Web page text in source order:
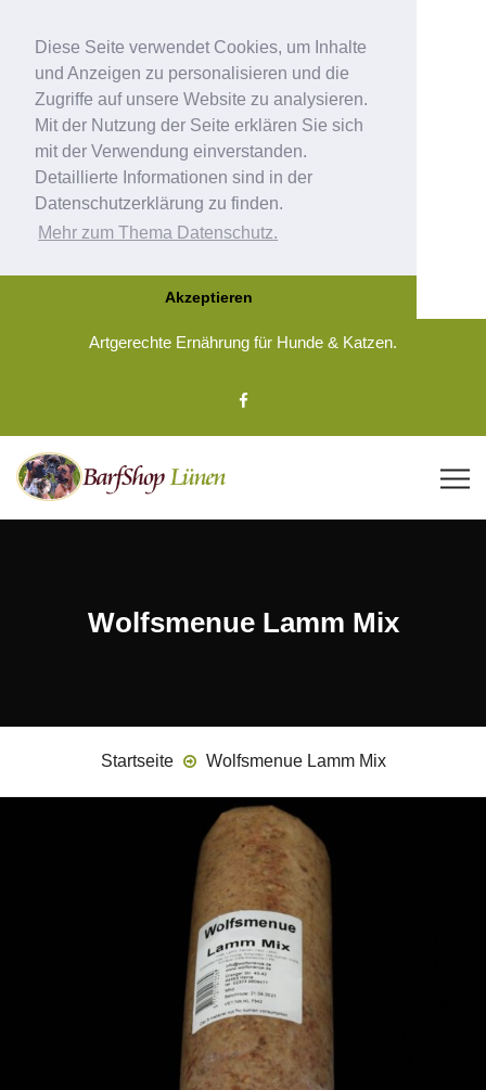
Diese Seite verwendet Cookies, um Inhalte
und Anzeigen zu personalisieren und die
Zugriffe auf unsere Website zu analysieren.
Mit der Nutzung der Seite erklären Sie sich
mit der Verwendung einverstanden.
Detaillierte Informationen sind in der
Datenschutzerklärung zu finden.
Mehr zum Thema Datenschutz.
Akzeptieren
Artgerechte Ernährung für Hunde & Katzen.
Wolfsmenue Lamm Mix
Startseite Wolfsmenue Lamm Mix